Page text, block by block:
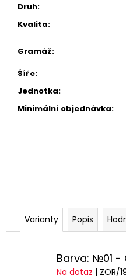
Druh:
Kvalita:
Gramáž:
Šíře:
Jednotka:
Minimální objednávka:
Varianty Popis
Barva: №01 -
Na dotaz | ZOR/